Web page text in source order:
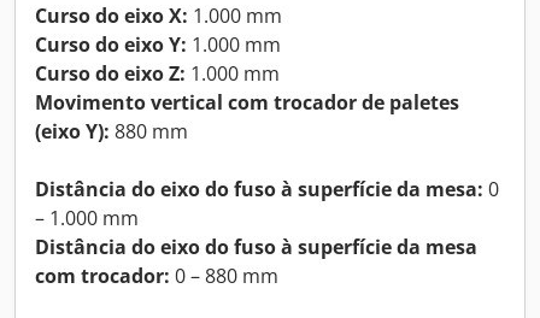
Curso do eixo X: 1.000 mm
Curso do eixo Y: 1.000 mm
Curso do eixo Z: 1.000 mm
Movimento vertical com trocador de paletes
(eixo Y): 880 mm
Distância do eixo do fuso à superfície da mesa: 0
– 1.000 mm
Distância do eixo do fuso à superfície da mesa
com trocador: 0 – 880 mm